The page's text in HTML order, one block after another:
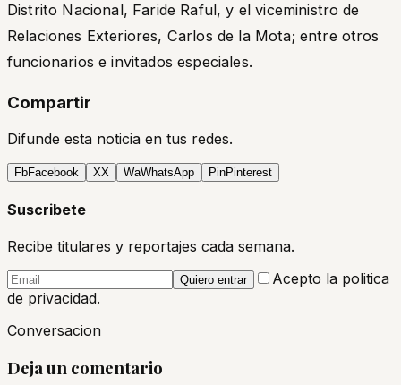
Distrito Nacional, Faride Raful, y el viceministro de
Relaciones Exteriores, Carlos de la Mota; entre otros
funcionarios e invitados especiales.
Compartir
Difunde esta noticia en tus redes.
FbFacebook XX WaWhatsApp PinPinterest
Suscribete
Recibe titulares y reportajes cada semana.
Quiero entrar
Acepto la politica
de privacidad.
Conversacion
Deja un comentario